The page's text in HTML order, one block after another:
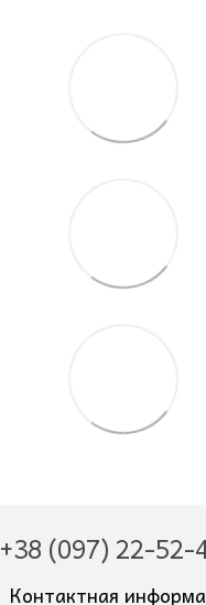
+38 (097) 22-52-
Контактная